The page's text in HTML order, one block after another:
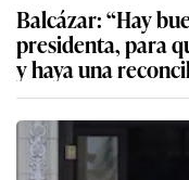
Balcázar: “Hay
presidenta, para
y haya una